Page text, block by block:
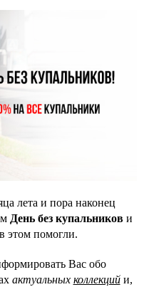
лета и пора наконец
День без купальников и
этом помогли.
Вас обо
актуальных коллекцийи,